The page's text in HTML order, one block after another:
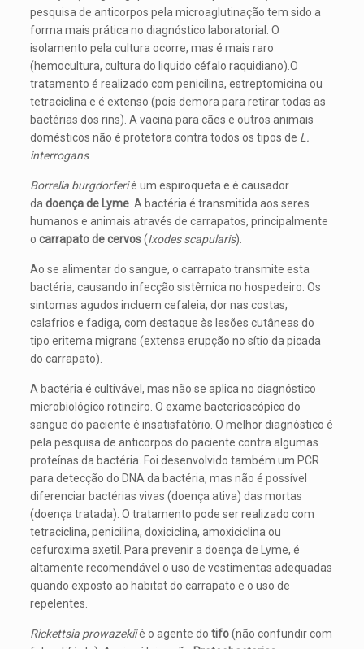
pesquisa de anticorpos pela microaglutinação tem sido a
forma mais prática no diagnóstico laboratorial. O
isolamento pela cultura ocorre, mas é mais raro
(hemocultura, cultura do liquido céfalo raquidiano).O
tratamento é realizado com penicilina, estreptomicina ou
tetraciclina e é extenso (pois demora para retirar todas as
bactérias dos rins). A vacina para cães e outros animais
domésticos não é protetora contra todos os tipos de L.
interrogans.
Borrelia burgdorferié um espiroqueta e é causador
dadoença de Lyme . A bactéria é transmitida aos seres
humanos e animais através de carrapatos, principalmente
ocarrapato de cervos(Ixodes scapularis).
Ao se alimentar do sangue, o carrapato transmite esta
bactéria, causando infecção sistêmica no hospedeiro. Os
sintomas agudos incluem cefaleia, dor nas costas,
calafrios e fadiga, com destaque às lesões cutâneas do
tipo eritema migrans (extensa erupção no sítio da picada
do carrapato).
A bactéria é cultivável, mas não se aplica no diagnóstico
microbiológico rotineiro. O exame bacterioscópico do
sangue do paciente é insatisfatório. O melhor diagnóstico é
pela pesquisa de anticorpos do paciente contra algumas
proteínas da bactéria. Foi desenvolvido também um PCR
para detecção do DNA da bactéria, mas não é possível
diferenciar bactérias vivas (doença ativa) das mortas
(doença tratada). O tratamento pode ser realizado com
tetraciclina, penicilina, doxiciclina, amoxiciclina ou
cefuroxima axetil. Para prevenir a doença de Lyme, é
altamente recomendável o uso de vestimentas adequadas
quando exposto ao habitat do carrapato e o uso de
repelentes.
Rickettsia prowazekiié o agente dotifo(não confundir com